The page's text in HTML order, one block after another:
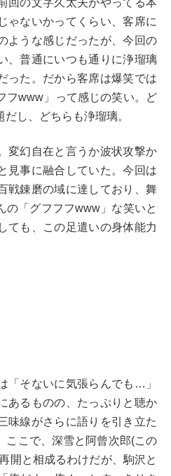
回の文字久太夫がやってる本
ゃないかってくらい、客席に
ような感じだったが、今回の
、普通にいつも通りに浄瑠璃
った。だから客席は爆笑では
フwww」って感じの笑い。ど
し、どちらも浄瑠璃。
変幻自在と言うか波状攻撃か
見事に融合していた。今回は
戦錬磨の域に達しており、舞
の「グフフフwww」な笑いと
ても、この足遣いの身体能力
「そないに気張らんでも…」
あるものの、たっぷりと聴か
味線がさらに語りを引き立た
ここで、深雪と阿曾次郎(この
開と相成るわけだが、駒沢と